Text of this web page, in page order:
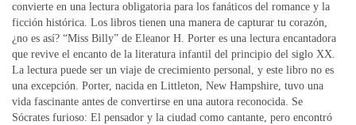
convierte en una lectura obligatoria para los fanáticos del romance y la
ficción histórica. Los libros tienen una manera de capturar tu corazón,
¿no es así? “Miss Billy” de Eleanor H. Porter es una lectura encantadora
que revive el encanto de la literatura infantil del principio del siglo XX.
La lectura puede ser un viaje de crecimiento personal, y este libro no es
una excepción. Porter, nacida en Littleton, New Hampshire, tuvo una
vida fascinante antes de convertirse en una autora reconocida. Se
Sócrates furioso: El pensador y la ciudad como cantante, pero encontró